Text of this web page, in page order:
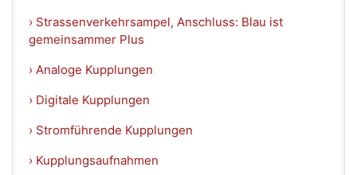
› Strassenverkehrsampel, Anschluss: Blau ist
gemeinsammer Plus
› Analoge Kupplungen
› Digitale Kupplungen
› Stromführende Kupplungen
› Kupplungsaufnahmen